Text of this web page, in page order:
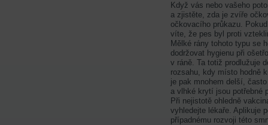
Když vás nebo vašeho
a zjistěte, zda je zvíře
očkovacího průkazu.
víte, že pes byl proti
Mělké rány tohoto typu se
dodržovat hygienu při
v ráně. Ta totiž prodlužuje
rozsahu, kdy místo hodně
je pak mnohem delší,
a vlhké krytí jsou potřebné
Při nejistotě ohledně
vyhledejte lékaře. Aplikuje
případnému rozvoji této